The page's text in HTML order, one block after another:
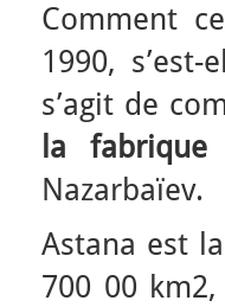
Comment
1990,
s’agit de
la fabrique
Nazarbaïev.
Astana est
700 00